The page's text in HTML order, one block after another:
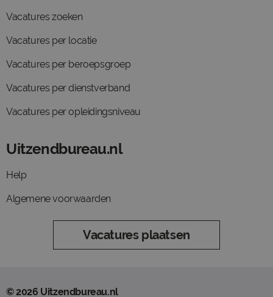
Vacatures zoeken
Vacatures per locatie
Vacatures per beroepsgroep
Vacatures per dienstverband
Vacatures per opleidingsniveau
Uitzendbureau.nl
Help
Algemene voorwaarden
Vacatures plaatsen
© 2026 Uitzendbureau.nl